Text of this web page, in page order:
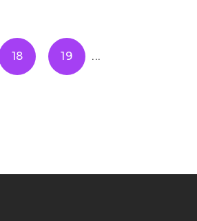
18 19 ...